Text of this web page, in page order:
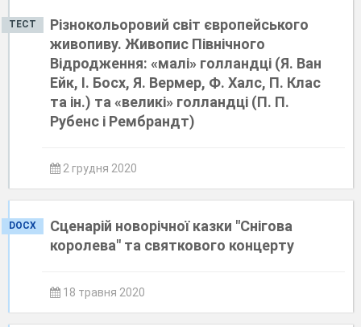
ТЕСТ
Різнокольоровий світ європейського
живопиву. Живопис Північного
Відродження: «малі» голландці (Я. Ван
Ейк, І. Босх, Я. Вермер, Ф. Халс, П. Клас
та ін.) та «великі» голландці (П. П.
Рубенс і Рембрандт)
2 грудня 2020
DOCX
Сценарій новорічної казки "Снігова
королева" та святкового концерту
18 травня 2020